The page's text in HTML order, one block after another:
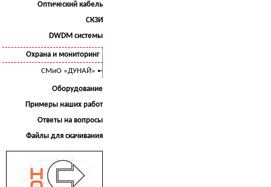
Оптический кабель
СКЗИ
DWDM системы
Охрана и мониторинг
СМиО «ДУНАЙ»
Оборудование
Примеры наших работ
Ответы на вопросы
Файлы для скачивания